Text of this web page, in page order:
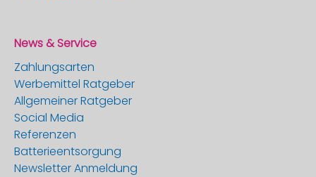
News & Service
Zahlungsarten
Werbemittel Ratgeber
Allgemeiner Ratgeber
Social Media
Referenzen
Batterieentsorgung
Newsletter Anmeldung